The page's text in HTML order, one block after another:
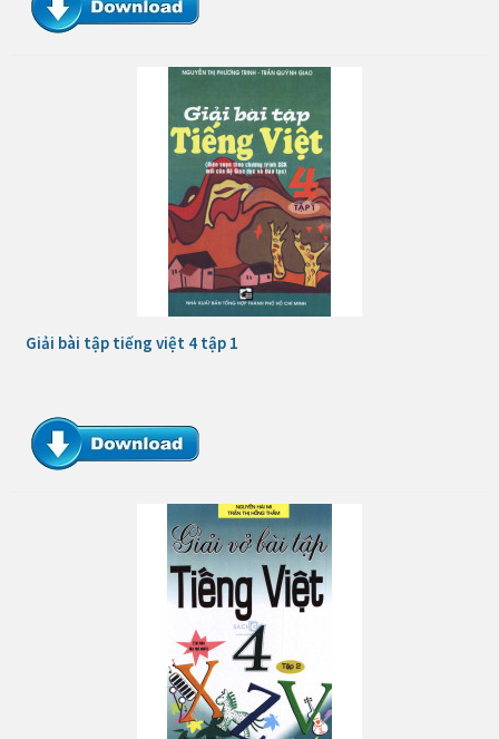
Giải bài tập tiếng việt 4 tập 1